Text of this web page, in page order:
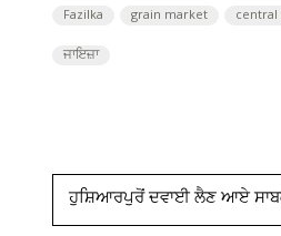
Fazilka grain market central
ਜਾਇਜ਼ਾ
ਹੁਸ਼ਿਆਰਪੁਰੋਂ ਦਵਾਈ ਲੈਣ ਆਏ